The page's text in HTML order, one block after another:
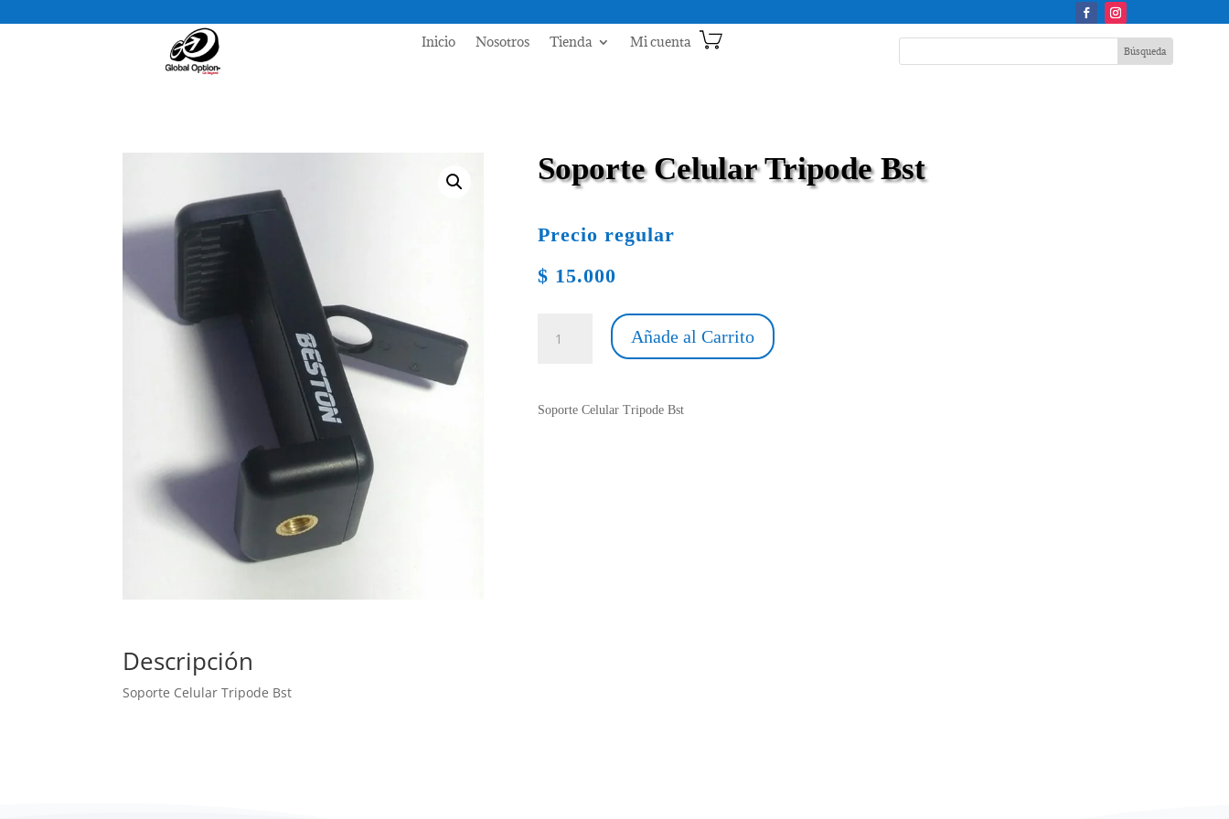
Inicio Nosotros Tienda Mi cuenta
Soporte Celular Tripode Bst
Precio regular
$ 15.000
Celular
cantidad
Añade al Carrito
Soporte Celular Tripode Bst
Descripción
Soporte Celular Tripode Bst